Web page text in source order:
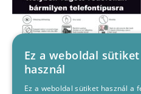
Ez a weboldal sütiket
használ
Ez a weboldal sütiket használ a